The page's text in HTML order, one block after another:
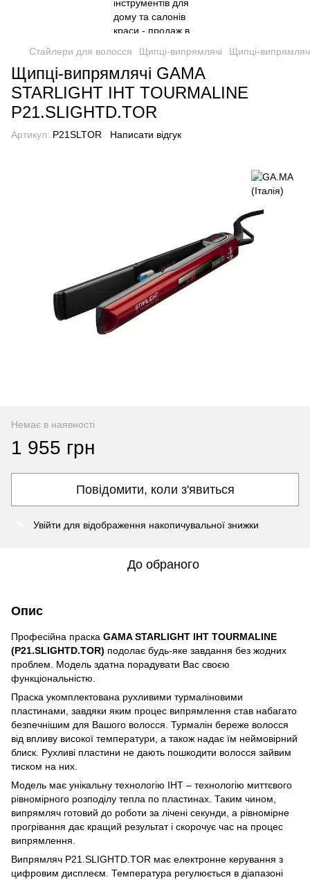
Стайлери для волосся Щипці-випрямлячі Щипці-
Щипці-випрямлячі GAMA
STARLIGHT IHT TOURMALINE
P21.SLIGHTD.TOR
Артикул: P21SLTOR Написати відгук
Немає в наявності
1 955 грн
Повідомити, коли з'явиться
Увійти для відображення накопичувальної знижки
До обраного
Опис
Професійна праска GAMA STARLIGHT IHT TOURMALINE
(P21.SLIGHTD.TOR) подолає будь-яке завдання без жодних
проблем. Модель здатна порадувати Вас своєю
функціональністю.
Праска укомплектована рухливими турмаліновими
пластинами, завдяки яким процес випрямлення став набагато
безпечнішим для Вашого волосся. Турмалін береже волосся
від впливу високої температури, а також надає їм неймовірний
блиск. Рухливі пластини не дають пошкодити волосся зайвим
тиском на них.
Модель має унікальну технологію IHT – технологію миттєвого
рівномірного розподілу тепла по пластинах. Таким чином,
випрямляч готовий до роботи за лічені секунди, а рівномірне
прогрівання дає кращий результат і скорочує час на процес
випрямлення.
Випрямляч P21.SLIGHTD.TOR має електронне керування з
цифровим дисплеєм. Температура регулюється в діапазоні